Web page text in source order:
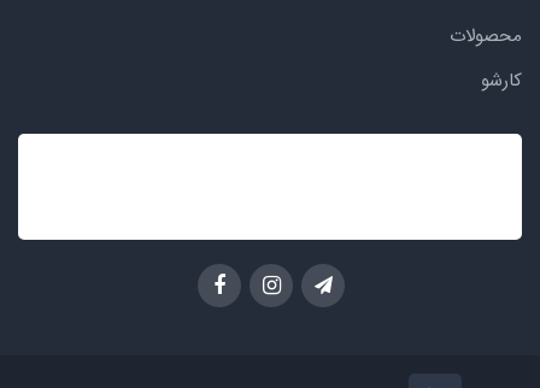
محصولات
کارشو